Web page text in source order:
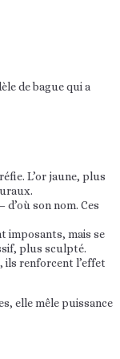
de bague qui a
L’or jaune, plus
son nom. Ces
imposants, mais se
plus sculpté.
ils renforcent l’effet
elle mêle puissance